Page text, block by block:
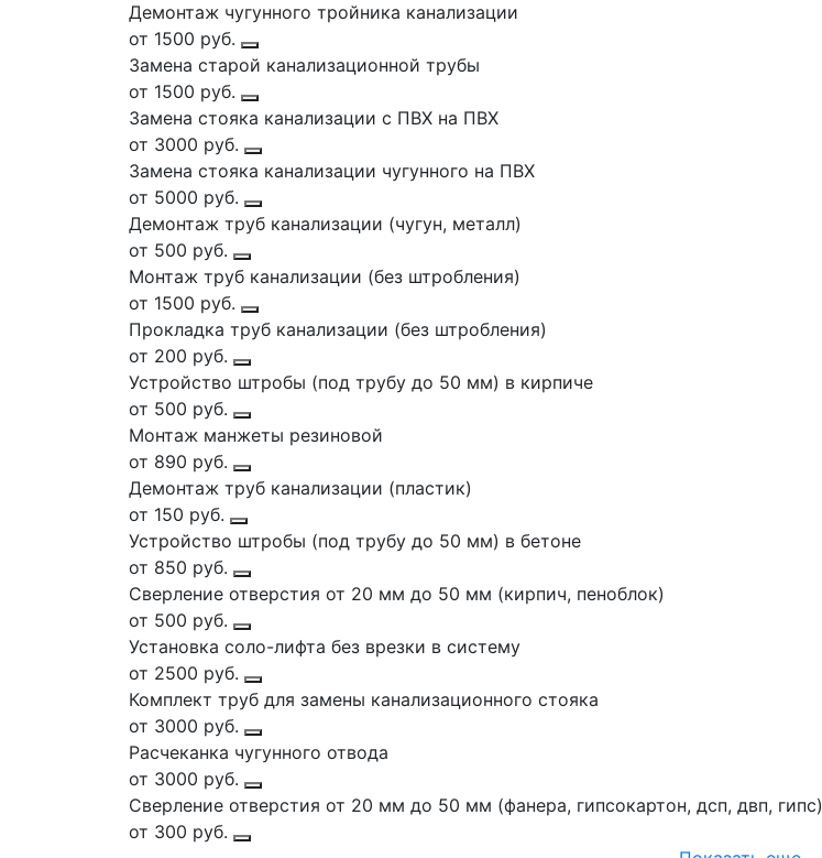
Демонтаж чугунного тройника канализации
от 1500 руб.
Замена старой канализационной трубы
от 1500 руб.
Замена стояка канализации с ПВХ на ПВХ
от 3000 руб.
Замена стояка канализации чугунного на ПВХ
от 5000 руб.
Демонтаж труб канализации (чугун, металл)
от 500 руб.
Монтаж труб канализации (без штробления)
от 1500 руб.
Прокладка труб канализации (без штробления)
от 200 руб.
Устройство штробы (под трубу до 50 мм) в кирпиче
от 500 руб.
Монтаж манжеты резиновой
от 890 руб.
Демонтаж труб канализации (пластик)
от 150 руб.
Устройство штробы (под трубу до 50 мм) в бетоне
от 850 руб.
Сверление отверстия от 20 мм до 50 мм (кирпич, пеноблок)
от 500 руб.
Установка соло-лифта без врезки в систему
от 2500 руб.
Комплект труб для замены канализационного стояка
от 3000 руб.
Расчеканка чугунного отвода
от 3000 руб.
Сверление отверстия от 20 мм до 50 мм (фанера, гипсокартон, дсп, двп, гипс)
от 300 руб.